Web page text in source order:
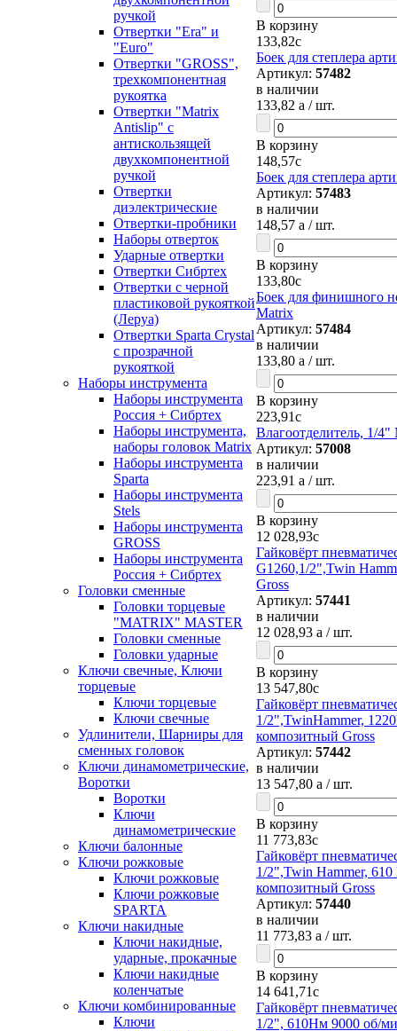
ручкой
Отвертки "Era" и
"Euro"
Отвертки "GROSS",
трехкомпонентная
рукоятка
Отвертки "Matrix
Antislip" с
антискользящей
двухкомпонентной
ручкой
Отвертки
диэлектрические
Отвертки-пробники
Наборы отверток
Ударные отвертки
Отвертки Сибртех
Отвертки с черной
пластиковой рукояткой
(Леруа)
Отвертки Sparta Сrystal
c прозрачной
рукояткой
Наборы инструмента
Наборы инструмента
Россия + Сибртех
Наборы инструмента,
наборы головок Matrix
Наборы инструмента
Sparta
Наборы инструмента
Stels
Наборы инструмента
GROSS
Наборы инструмента
Россия + Сибртех
Головки сменные
Головки торцевые
"MATRIX" MASTER
Головки сменные
Головки ударные
Ключи свечные, Ключи
торцевые
Ключи торцевые
Ключи свечные
Удлинители, Шарниры для
сменных головок
Ключи динамометрические,
Воротки
Воротки
Ключи
динамометрические
Ключи балонные
Ключи рожковые
Ключи рожковые
Ключи рожковые
SPARTA
Ключи накидные
Ключи накидные,
ударные, прокачные
Ключи накидные
коленчатые
Ключи комбинированные
Ключи
В корзину
133,82c
Боек для степлера
Артикул: 57482
в наличии
133,82 a / шт.
В корзину
148,57c
Боек для степлера
Артикул: 57483
в наличии
148,57 a / шт.
В корзину
133,80c
Боек для финишного
Matrix
Артикул: 57484
в наличии
133,80 a / шт.
В корзину
223,91c
Влагоотделитель, 1/4"
Артикул: 57008
в наличии
223,91 a / шт.
В корзину
12 028,93c
Гайковёрт
G1260,1/2",Twin
Gross
Артикул: 57441
в наличии
12 028,93 a / шт.
В корзину
13 547,80c
Гайковёрт
1/2",TwinHammer,
композитный Gross
Артикул: 57442
в наличии
13 547,80 a / шт.
В корзину
11 773,83c
Гайковёрт
1/2",Twin Hammer,
композитный Gross
Артикул: 57440
в наличии
11 773,83 a / шт.
В корзину
14 641,71c
Гайковёрт
1/2", 610Нм 9000 об/